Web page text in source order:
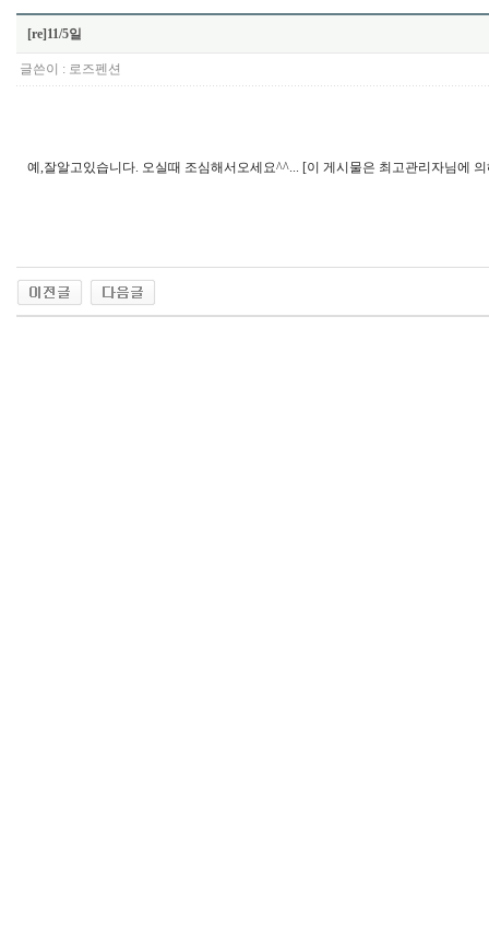
[re]11/5일
글쓴이 : 로즈펜션
예,잘알고있습니다. 오실때 조심해서오세요^^... [이 게시물은 최고관리자님에 의